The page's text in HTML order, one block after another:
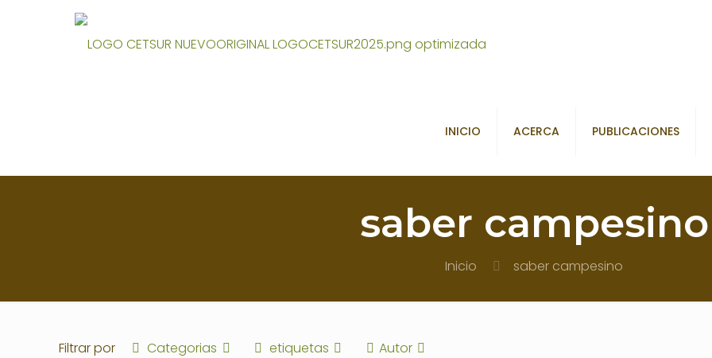
INICIO ACERCA PUBLICACIONES
saber campesino
Inicio saber campesino
Filtrar por Categorias etiquetas Autor